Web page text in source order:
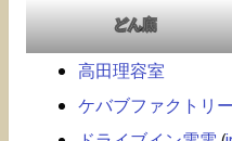
どん底
高田理容室
ケバブファクトリー